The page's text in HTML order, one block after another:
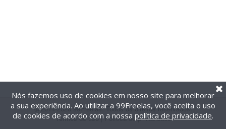
@2014-2026 99Freelas. Todos os direitos reservados.
Termos de uso| Política de privacidade
Nós fazemos uso de cookies em nosso site para melhorar
a sua experiência. Ao utilizar a 99Freelas, você aceita o uso
de cookies de acordo com a nossa política de privacidade.